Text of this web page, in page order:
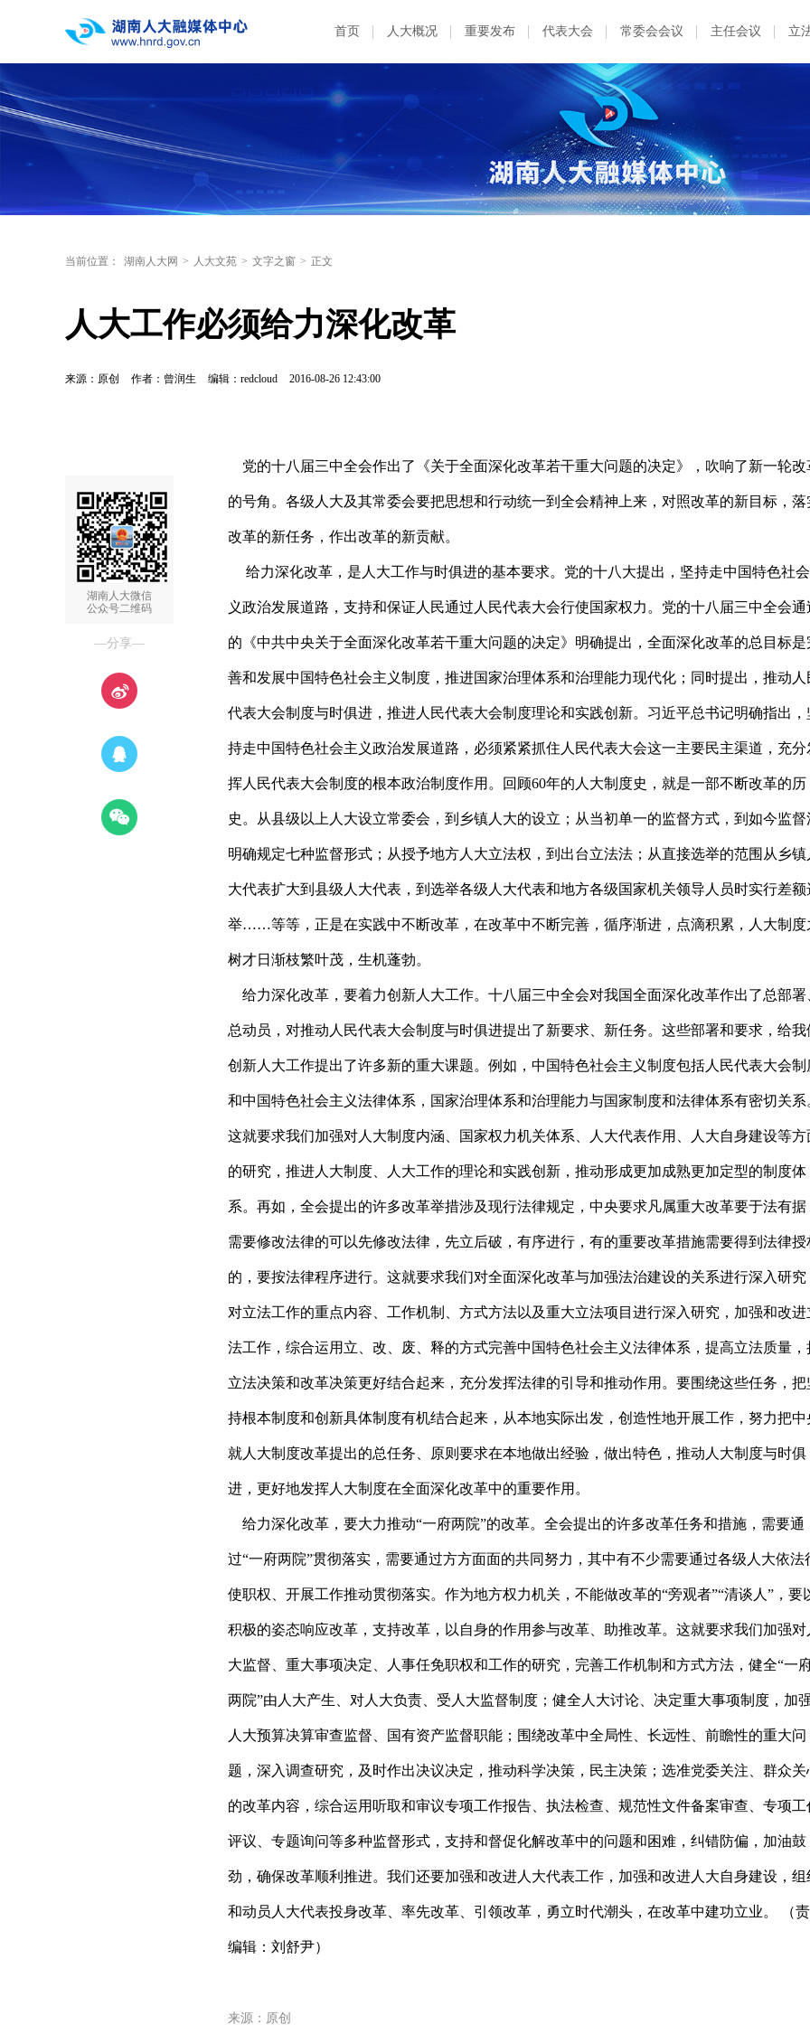
首页 人大概况 重要发布 代表大会 常委会会议 主任会议 立
当前位置： 湖南人大网 > 人大文苑 > 文字之窗 > 正文
人大工作必须给力深化改革
来源：原创 作者：曾润生 编辑：redcloud 2016-08-26 12:43:00
湖南人大微信
公众号二维码
—分享—
党的十八届三中全会作出了《关于全面深化改革若干重大问题的决定》，吹响了新一轮改
的号角。各级人大及其常委会要把思想和行动统一到全会精神上来，对照改革的新目标，落
改革的新任务，作出改革的新贡献。
给力深化改革，是人大工作与时俱进的基本要求。党的十八大提出，坚持走中国特色社
义政治发展道路，支持和保证人民通过人民代表大会行使国家权力。党的十八届三中全会通
的《中共中央关于全面深化改革若干重大问题的决定》明确提出，全面深化改革的总目标是
善和发展中国特色社会主义制度，推进国家治理体系和治理能力现代化；同时提出，推动人
代表大会制度与时俱进，推进人民代表大会制度理论和实践创新。习近平总书记明确指出，
持走中国特色社会主义政治发展道路，必须紧紧抓住人民代表大会这一主要民主渠道，充分
挥人民代表大会制度的根本政治制度作用。回顾60年的人大制度史，就是一部不断改革的历
史。从县级以上人大设立常委会，到乡镇人大的设立；从当初单一的监督方式，到如今监督
明确规定七种监督形式；从授予地方人大立法权，到出台立法法；从直接选举的范围从乡镇
大代表扩大到县级人大代表，到选举各级人大代表和地方各级国家机关领导人员时实行差额
举……等等，正是在实践中不断改革，在改革中不断完善，循序渐进，点滴积累，人大制度
树才日渐枝繁叶茂，生机蓬勃。
给力深化改革，要着力创新人大工作。十八届三中全会对我国全面深化改革作出了总部署
总动员，对推动人民代表大会制度与时俱进提出了新要求、新任务。这些部署和要求，给我
创新人大工作提出了许多新的重大课题。例如，中国特色社会主义制度包括人民代表大会制
和中国特色社会主义法律体系，国家治理体系和治理能力与国家制度和法律体系有密切关系
这就要求我们加强对人大制度内涵、国家权力机关体系、人大代表作用、人大自身建设等方
的研究，推进人大制度、人大工作的理论和实践创新，推动形成更加成熟更加定型的制度体
系。再如，全会提出的许多改革举措涉及现行法律规定，中央要求凡属重大改革要于法有据
需要修改法律的可以先修改法律，先立后破，有序进行，有的重要改革措施需要得到法律授
的，要按法律程序进行。这就要求我们对全面深化改革与加强法治建设的关系进行深入研究
对立法工作的重点内容、工作机制、方式方法以及重大立法项目进行深入研究，加强和改进
法工作，综合运用立、改、废、释的方式完善中国特色社会主义法律体系，提高立法质量，
立法决策和改革决策更好结合起来，充分发挥法律的引导和推动作用。要围绕这些任务，把
持根本制度和创新具体制度有机结合起来，从本地实际出发，创造性地开展工作，努力把中
就人大制度改革提出的总任务、原则要求在本地做出经验，做出特色，推动人大制度与时俱
进，更好地发挥人大制度在全面深化改革中的重要作用。
给力深化改革，要大力推动“一府两院”的改革。全会提出的许多改革任务和措施，需要通
过“一府两院”贯彻落实，需要通过方方面面的共同努力，其中有不少需要通过各级人大依法
使职权、开展工作推动贯彻落实。作为地方权力机关，不能做改革的“旁观者”“清谈人”，要
积极的姿态响应改革，支持改革，以自身的作用参与改革、助推改革。这就要求我们加强对
大监督、重大事项决定、人事任免职权和工作的研究，完善工作机制和方式方法，健全“一
两院”由人大产生、对人大负责、受人大监督制度；健全人大讨论、决定重大事项制度，加
人大预算决算审查监督、国有资产监督职能；围绕改革中全局性、长远性、前瞻性的重大问
题，深入调查研究，及时作出决议决定，推动科学决策，民主决策；选准党委关注、群众关
的改革内容，综合运用听取和审议专项工作报告、执法检查、规范性文件备案审查、专项工
评议、专题询问等多种监督形式，支持和督促化解改革中的问题和困难，纠错防偏，加油鼓
劲，确保改革顺利推进。我们还要加强和改进人大代表工作，加强和改进人大自身建设，组
和动员人大代表投身改革、率先改革、引领改革，勇立时代潮头，在改革中建功立业。 （
编辑：刘舒尹）
来源：原创